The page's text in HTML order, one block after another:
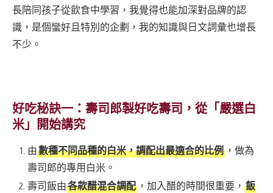
長陪同孩子從飲食中學習，我覺得也能加深對品牌的認
識，是個蠻好且特別的企劃，我的知識與日文詞彙也增長
不少。
好吃秘訣一：壽司郎製好吃壽司，從「嚴選白
米」開始講究
由數種不同品種的白米，調配出最適合的比例 ，做為
壽司郎的專用白米。
壽司飯由各款醋混合調配 ，加入醋的時間很重要， 飯